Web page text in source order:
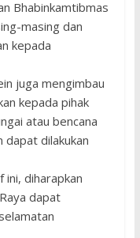
Bhabinkamtibmas
masing dan
kepada
juga mengimbau
kepada pihak
atau bencana
dapat dilakukan
ini, diharapkan
dapat